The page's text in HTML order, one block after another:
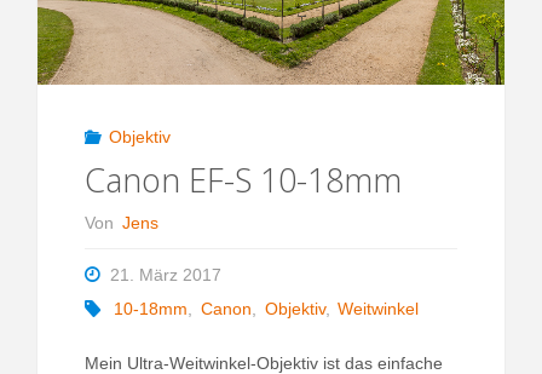
Objektiv
Canon EF-S 10-18mm
Von Jens
21. März 2017
10-18mm
Canon Objektiv, Weitwinkel
Mein Ultra-Weitwinkel-Objektiv ist das einfache